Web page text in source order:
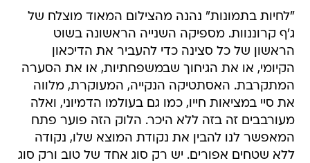
"לחיות בתמונות" נהנה מהצילום המאוד מוצלח של
ג'ף קרוננוות. מספיקה השנייה הראשונה בשוט
הראשון של כל סצינה כדי להעביר את הדיכאון
הקיומי, או את הגיחוך שבמשפחתיות, או את הסערה
המתקרבת. האסתטיקה הנקייה, המעוקרת, מלווה
את סיי במציאות חייו, כמו גם בעולמו הדמיוני, ואלה
מעורבבים זה בזה ללא היכר. הלוק הזה פוער פתח
המאפשר לנו להבין את נקודת המוצא שלו, נקודה
ללא שטחים אפורים. יש רק סוג אחד של טוב ורק סוג